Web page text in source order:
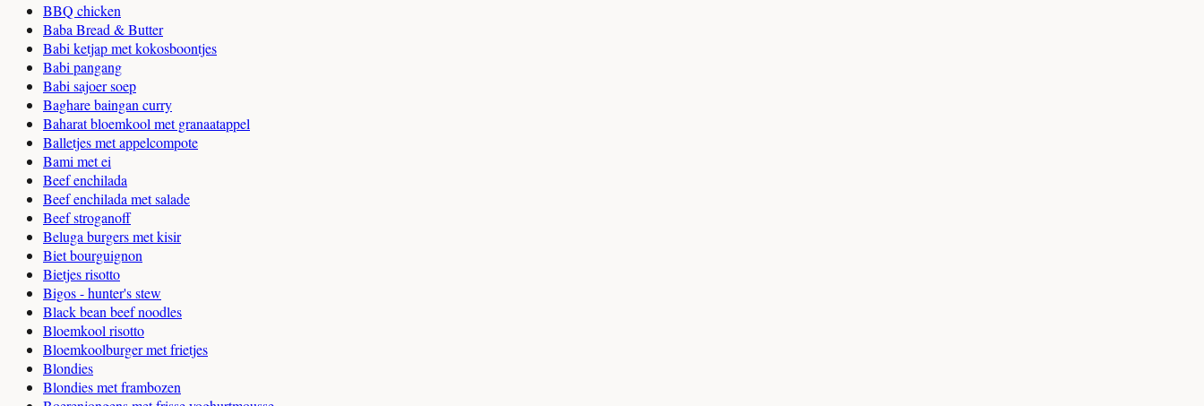
BBQ chicken
Baba Bread & Butter
Babi ketjap met kokosboontjes
Babi pangang
Babi sajoer soep
Baghare baingan curry
Baharat bloemkool met granaatappel
Balletjes met appelcompote
Bami met ei
Beef enchilada
Beef enchilada met salade
Beef stroganoff
Beluga burgers met kisir
Biet bourguignon
Bietjes risotto
Bigos - hunter's stew
Black bean beef noodles
Bloemkool risotto
Bloemkoolburger met frietjes
Blondies
Blondies met frambozen